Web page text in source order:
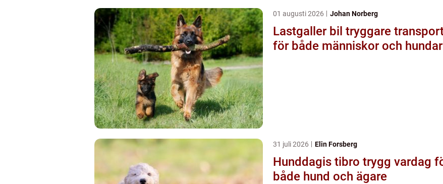
01 augusti 2026 Johan Norberg
Lastgaller bil tryggare transport
för både människor och hundar
31 juli 2026 Elin Forsberg
Hunddagis tibro trygg vardag för
både hund och ägare